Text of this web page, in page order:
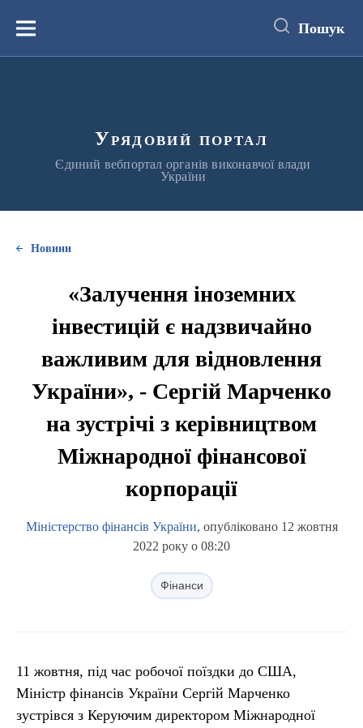
вмістуМеню Пошук
Урядовий портал
Єдиний вебпортал органів виконавчої влади
України
Новини
«Залучення іноземних
інвестицій є надзвичайно
важливим для відновлення
України», - Сергій Марченко
на зустрічі з керівництвом
Міжнародної фінансової
корпорації
Міністерство фінансів України, опубліковано 12 жовтня
2022 року о 08:20
Фінанси
11 жовтня, під час робочої поїздки до США,
Міністр фінансів України Сергій Марченко
зустрівся з Керуючим директором Міжнародної